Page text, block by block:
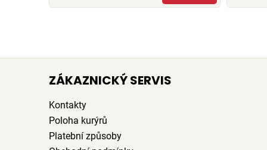
ZÁKAZNICKÝ SERVIS
Kontakty
Poloha kurýrů
Platební způsoby